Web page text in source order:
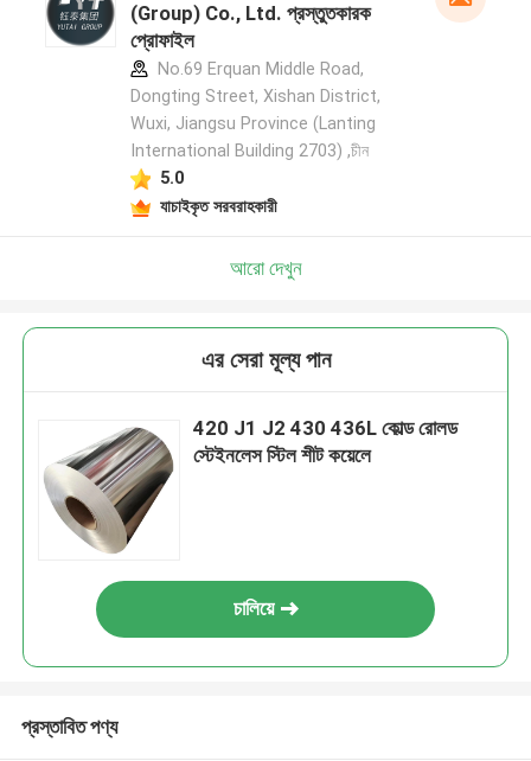
(Group) Co., Ltd. প্রস্তুতকারক
প্রোফাইল
No.69 Erquan Middle Road,
Dongting Street, Xishan District,
Wuxi, Jiangsu Province (Lanting
International Building 2703) ,চীন
5.0
যাচাইকৃত সরবরাহকারী
আরো দেখুন
এর সেরা মূল্য পান
420 J1 J2 430 436L কোল্ড রোলড
স্টেইনলেস স্টিল শীট কয়েলে
চালিয়ে
প্রস্তাবিত পণ্য